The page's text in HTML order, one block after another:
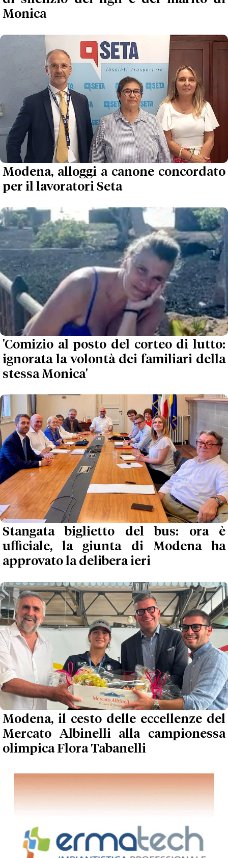
Monica
Modena, alloggi a canone concordato
per il lavoratori Seta
'Comizio al posto del corteo di lutto:
ignorata la volontà dei familiari della
stessa Monica'
Stangata biglietto del bus: ora è
ufficiale, la giunta di Modena ha
approvato la delibera ieri
Modena, il cesto delle eccellenze del
Mercato Albinelli alla campionessa
olimpica Flora Tabanelli